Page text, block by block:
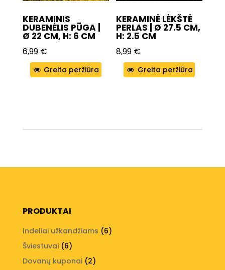
KERAMINIS
DUBENĖLIS PŪGA |
Ø 22 CM, H: 6 CM
6,99 €
Greita peržiūra
KERAMINĖ LĖKŠTĖ
PERLAS | Ø 27.5 CM,
H: 2.5 CM
8,99 €
Greita peržiūra
PRODUKTAI
Indeliai užkandžiams 66
Šviestuvai 66
produktai
Dovanų kuponai 22